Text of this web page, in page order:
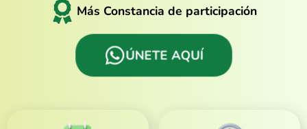
Más Constancia de participación
ÚNETE AQUÍ